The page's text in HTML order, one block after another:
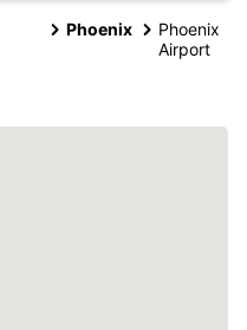
Phoenix
Phoenix
Airport